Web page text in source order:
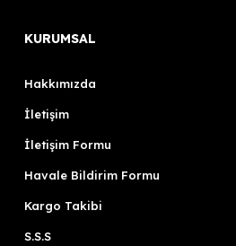
KURUMSAL
Hakkımızda
İletişim
İletişim Formu
Havale Bildirim Formu
Kargo Takibi
S.S.S